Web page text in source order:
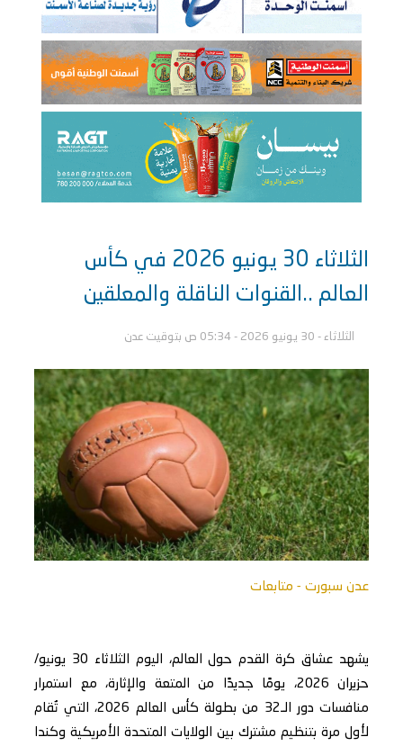
الثلاثاء 30 يونيو 2026 في كأس
العالم ..القنوات الناقلة والمعلقين
الثلاثاء - 30 يونيو 2026 - 05:34 ص بتوقيت عدن
عدن سبورت - متابعات
يشهد عشاق كرة القدم حول العالم، اليوم الثلاثاء 30 يونيو/
حزيران 2026، يومًا جديدًا من المتعة والإثارة، مع استمرار
منافسات دور الـ32 من بطولة كأس العالم 2026، التي تُقام
لأول مرة بتنظيم مشترك بين الولايات المتحدة الأمريكية وكندا